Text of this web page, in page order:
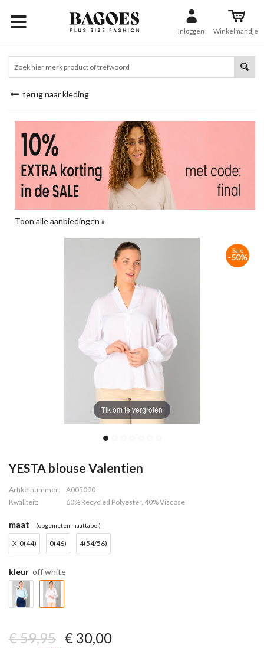
Inloggen Winkelmandje
terug naar kleding
Toon alle aanbiedingen »
Tik om te vergroten
Sale
-50%
YESTA blouse Valentien
Artikelnummer:
A005090
Kwaliteit:
60% Recycled Polyester, 40% Viscose
maat (opgemeten maattabel)
X-0(44) 0(46) 4(54/56)
kleur off white
€ 59,95 € 30,00